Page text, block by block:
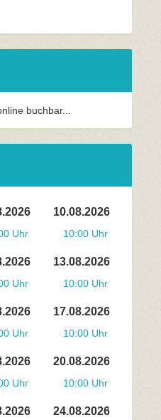
buchbar...
Uhr
10.08.2026
10:00 Uhr
Uhr
13.08.2026
10:00 Uhr
Uhr
17.08.2026
10:00 Uhr
Uhr
20.08.2026
10:00 Uhr
24.08.2026